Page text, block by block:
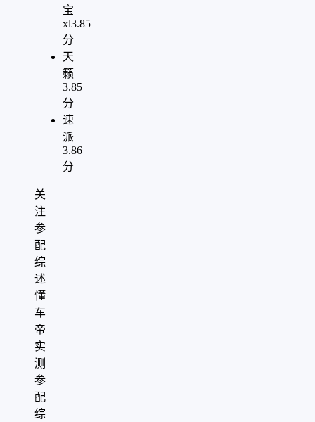
宝
xl3.85
分
天
籁
3.85
分
速
派
3.86
分
关
注
参
配
综
述
懂
车
帝
实
测
参
配
综